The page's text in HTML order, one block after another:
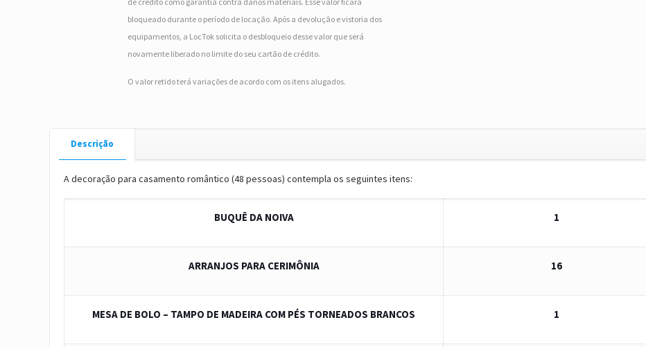
bloqueado durante o período de locação. Após a devolução e vistoria dos
equipamentos, a LocTok solicita o desbloqueio desse valor que será
novamente liberado no limite do seu cartão de crédito.
O valor retido terá variações de acordo com os itens alugados.
Descrição
A decoração para casamento romântico (48 pessoas) contempla os seguintes itens:
BUQUÊ DA NOIVA 1
ARRANJOS PARA CERIMÔNIA 16
MESA DE BOLO – TAMPO DE MADEIRA COM PÉS TORNEADOS BRANCOS 1